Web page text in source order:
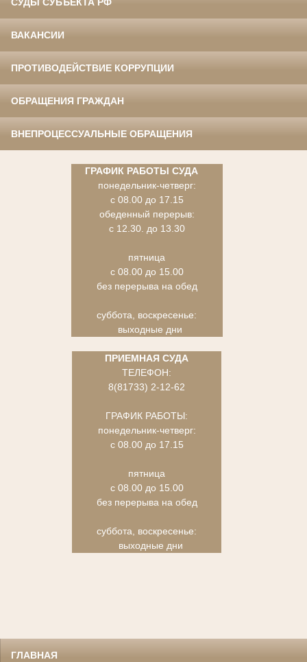
ВАКАНСИИ
ПРОТИВОДЕЙСТВИЕ КОРРУПЦИИ
ОБРАЩЕНИЯ ГРАЖДАН
ВНЕПРОЦЕССУАЛЬНЫЕ ОБРАЩЕНИЯ
ГРАФИК РАБОТЫ СУДА
понедельник-четверг:
с 08.00 до 17.15
обеденный перерыв:
с 12.30. до 13.30
пятница
с 08.00 до 15.00
без перерыва на обед
суббота, воскресенье:
выходные дни
ПРИЕМНАЯ СУДА
ТЕЛЕФОН:
8(81733) 2-12-62
ГРАФИК РАБОТЫ:
понедельник-четверг:
с 08.00 до 17.15
пятница
с 08.00 до 15.00
без перерыва на обед
суббота, воскресенье:
выходные дни
ГЛАВНАЯ